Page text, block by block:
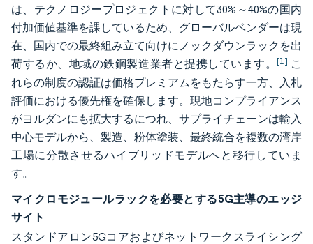
は、テクノロジープロジェクトに対して30%～40%の国内
付加価値基準を課しているため、グローバルベンダーは現
在、国内での最終組み立て向けにノックダウンラックを出
荷するか、地域の鉄鋼製造業者と提携しています。[1] こ
れらの制度の認証は価格プレミアムをもたらす一方、入札
評価における優先権を確保します。現地コンプライアンス
がヨルダンにも拡大するにつれ、サプライチェーンは輸入
中心モデルから、製造、粉体塗装、最終統合を複数の湾岸
工場に分散させるハイブリッドモデルへと移行していま
す。
マイクロモジュールラックを必要とする5G主導のエッジ
サイト
スタンドアロン5Gコアおよびネットワークスライシング